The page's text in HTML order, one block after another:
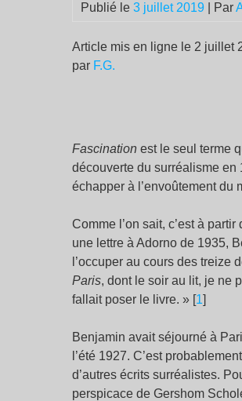
Publié le 3 juillet 2019 | Par
Article mis en ligne le 2 juillet
par F.G.
Fascination est le seul terme
découverte du surréalisme en
échapper à l’envoûtement du
Comme l’on sait, c’est à
une lettre à Adorno de 1935,
l’occuper au cours des treize
Paris, dont le soir au lit, je ne
fallait poser le livre. » [1]
Benjamin avait séjourné à
l’été 1927. C’est
d’autres écrits surréalistes.
perspicace de Gershom